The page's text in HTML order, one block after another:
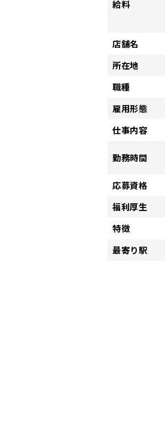
給料
店舗名
所在地
職種
雇用形態
仕事内容
勤務時間
応募資格
福利厚生
特徴
最寄り駅